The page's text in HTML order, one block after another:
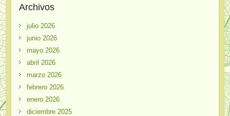
Archivos
julio 2026
junio 2026
mayo 2026
abril 2026
marzo 2026
febrero 2026
enero 2026
diciembre 2025